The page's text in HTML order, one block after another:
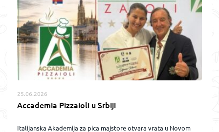
25.06.2026
Accademia Pizzaioli u Srbiji
Italijanska Akademija za pica majstore otvara vrata u Novom